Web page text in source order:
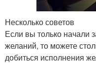
Несколько советов
Если вы только начали
желаний, то можете
добиться исполнения